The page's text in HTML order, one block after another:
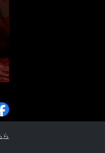
ら